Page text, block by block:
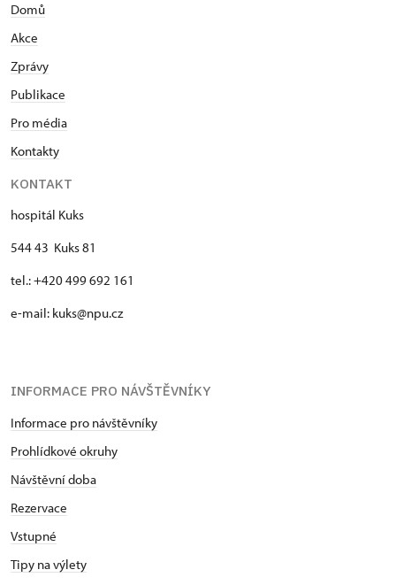
Domů
Akce
Zprávy
Publikace
Pro média
Kontakty
KONTAKT
hospitál Kuks
544 43 Kuks 81
tel.: +420 499 692 161
e-mail: kuks@npu.cz
INFORMACE PRO NÁVŠTĚVNÍKY
Informace pro návštěvníky
Prohlídkové okruhy
Návštěvní doba
Rezervace
Vstupné
Tipy na výlety